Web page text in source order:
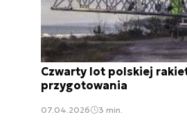
Czwarty lot polskiej
przygotowania
07.04.2026 3 min.